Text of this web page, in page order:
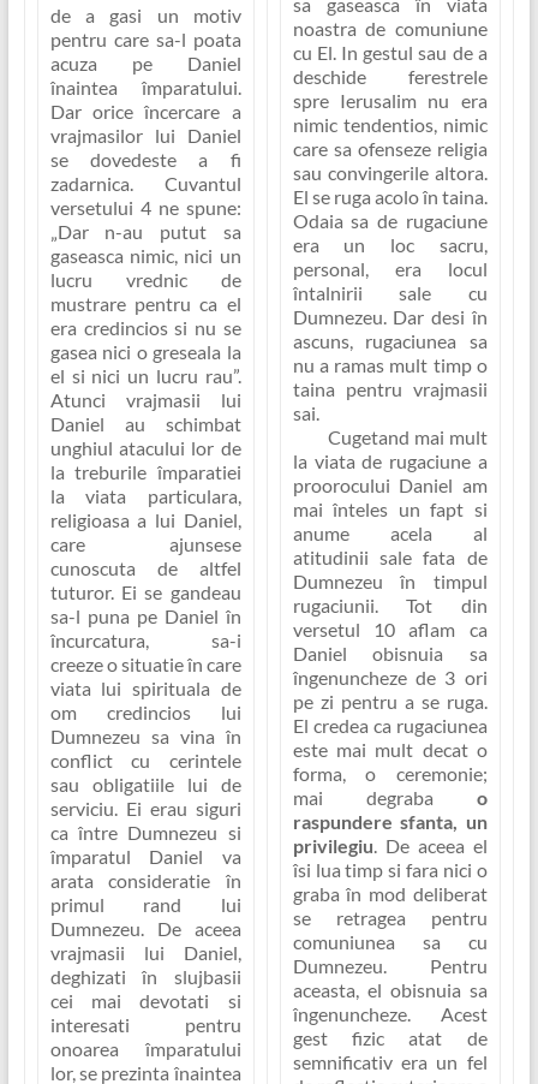
de a gasi un motiv
pentru care sa-l poata
acuza pe Daniel
înaintea împaratului.
Dar orice încercare a
vrajmasilor lui Daniel
se dovedeste a fi
zadarnica. Cuvantul
versetului 4 ne spune:
„Dar n-au putut sa
gaseasca nimic, nici un
lucru vrednic de
mustrare pentru ca el
era credincios si nu se
gasea nici o greseala la
el si nici un lucru rau”.
Atunci vrajmasii lui
Daniel au schimbat
unghiul atacului lor de
la treburile împaratiei
la viata particulara,
religioasa a lui Daniel,
care ajunsese
cunoscuta de altfel
tuturor. Ei se gandeau
sa-l puna pe Daniel în
încurcatura, sa-i
creeze o situatie în care
viata lui spirituala de
om credincios lui
Dumnezeu sa vina în
conflict cu cerintele
sau obligatiile lui de
serviciu. Ei erau siguri
ca între Dumnezeu si
împaratul Daniel va
arata consideratie în
primul rand lui
Dumnezeu. De aceea
vrajmasii lui Daniel,
deghizati în slujbasii
cei mai devotati si
interesati pentru
onoarea împaratului
lor, se prezinta înaintea
sa gaseasca în viata
noastra de comuniune
cu El. In gestul sau de a
deschide ferestrele
spre Ierusalim nu era
nimic tendentios, nimic
care sa ofenseze religia
sau convingerile altora.
El se ruga acolo în taina.
Odaia sa de rugaciune
era un loc sacru,
personal, era locul
întalnirii sale cu
Dumnezeu. Dar desi în
ascuns, rugaciunea sa
nu a ramas mult timp o
taina pentru vrajmasii
sai.
Cugetand mai mult
la viata de rugaciune a
proorocului Daniel am
mai înteles un fapt si
anume acela al
atitudinii sale fata de
Dumnezeu în timpul
rugaciunii. Tot din
versetul 10 aflam ca
Daniel obisnuia sa
îngenuncheze de 3 ori
pe zi pentru a se ruga.
El credea ca rugaciunea
este mai mult decat o
forma, o ceremonie;
mai degraba o
raspundere sfanta, un
privilegiu. De aceea el
îsi lua timp si fara nici o
graba în mod deliberat
se retragea pentru
comuniunea sa cu
Dumnezeu. Pentru
aceasta, el obisnuia sa
îngenuncheze. Acest
gest fizic atat de
semnificativ era un fel